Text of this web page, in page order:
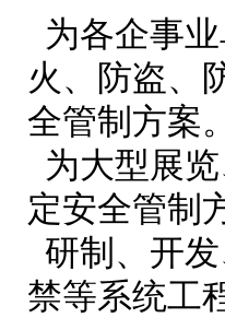
为各企事
火、防盗、
全管制方案
为大型展
定安全管制
研制、开
禁等系统工